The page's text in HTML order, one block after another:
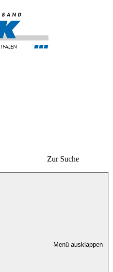
Zur Suche
Menü ausklappen